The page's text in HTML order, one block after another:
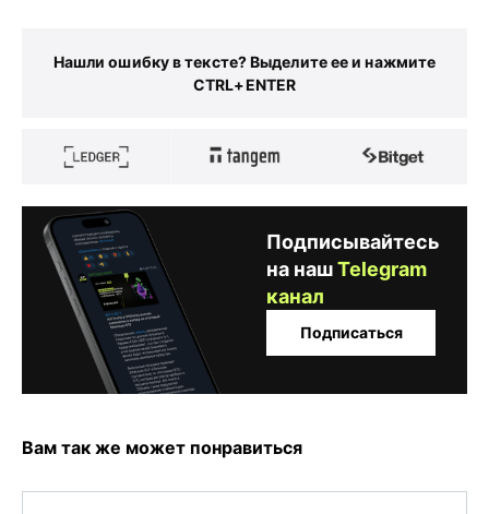
Нашли ошибку в тексте? Выделите ее и нажмите
CTRL+ENTER
Подписывайтесь
на нашTelegram
канал
Подписаться
Вам так же может понравиться